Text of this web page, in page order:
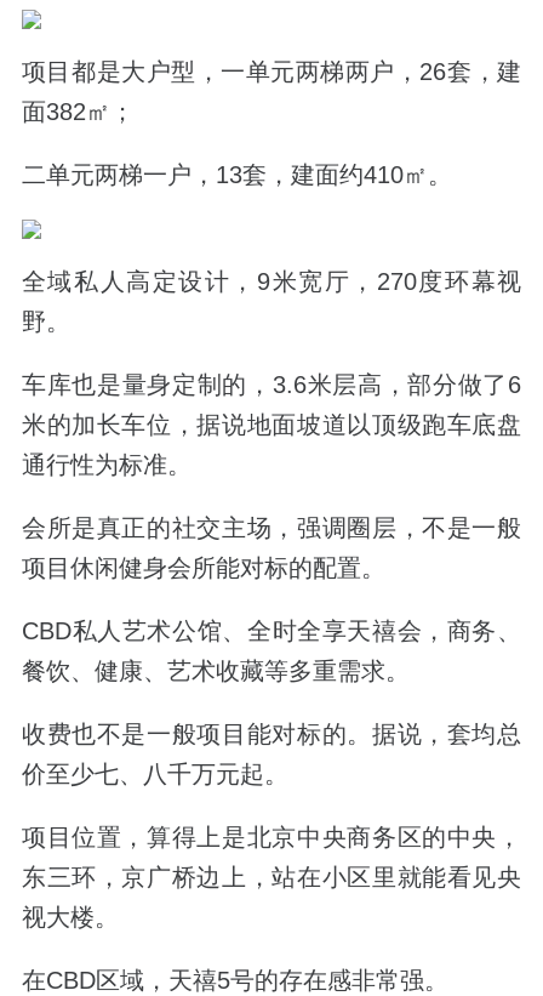
项目都是大户型，一单元两梯两户，26套，建
面382㎡；
二单元两梯一户，13套，建面约410㎡。
全域私人高定设计，9米宽厅，270度环幕视
野。
车库也是量身定制的，3.6米层高，部分做了6
米的加长车位，据说地面坡道以顶级跑车底盘
通行性为标准。
会所是真正的社交主场，强调圈层，不是一般
项目休闲健身会所能对标的配置。
CBD私人艺术公馆、全时全享天禧会，商务、
餐饮、健康、艺术收藏等多重需求。
收费也不是一般项目能对标的。据说，套均总
价至少七、八千万元起。
项目位置，算得上是北京中央商务区的中央，
东三环，京广桥边上，站在小区里就能看见央
视大楼。
在CBD区域，天禧5号的存在感非常强。